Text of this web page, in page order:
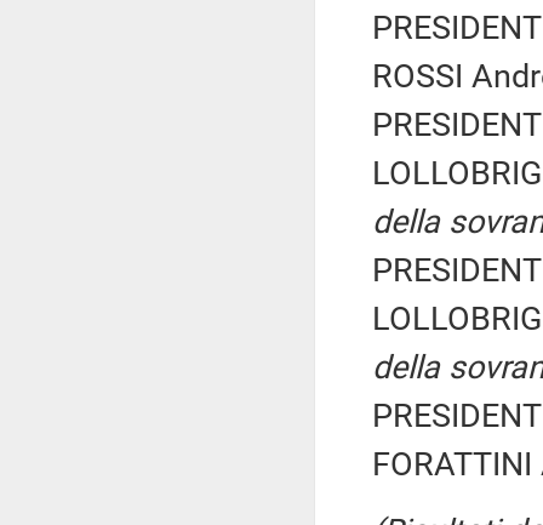
ROSSI
della
della